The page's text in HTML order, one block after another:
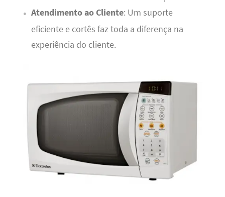
Atendimento ao Cliente: Um suporte
eficiente e cortês faz toda a diferença na
experiência do cliente.